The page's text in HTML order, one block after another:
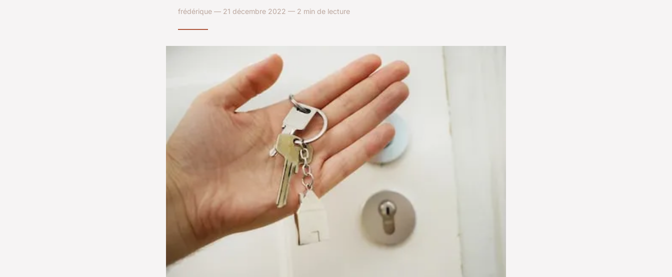
frédérique — 21 décembre 2022 — 2 min de lecture